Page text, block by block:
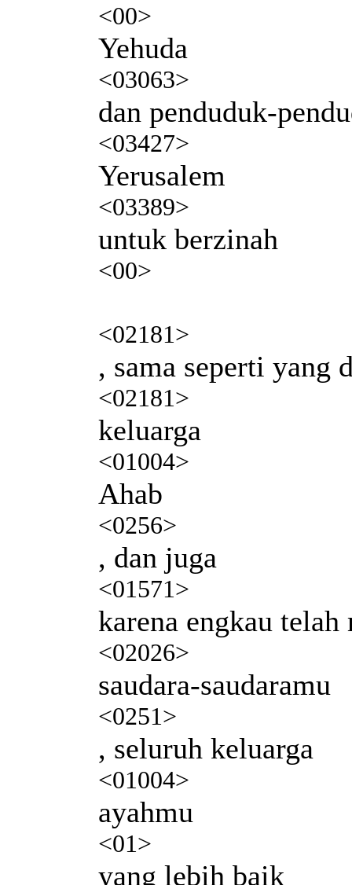
<00>
Yehuda
<03063>
dan penduduk-
<03427>
Yerusalem
<03389>
untuk berzinah
<00>
<02181>
, sama seperti yang
<02181>
keluarga
<01004>
Ahab
<0256>
, dan juga
<01571>
karena engkau telah
<02026>
saudara-saudaramu
<0251>
, seluruh keluarga
<01004>
ayahmu
<01>
yang lebih baik